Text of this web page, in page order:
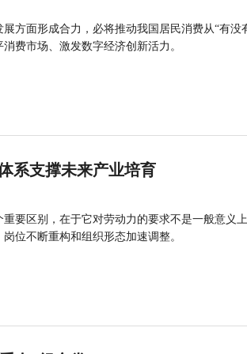
方面形成合力，必将推动我国居民消费从“有
费市场、激发数字经济创新活力。
系支撑未来产业培育
要区别，在于它对劳动力的要求不是一般意义
位不断重构和组织形态加速调整。